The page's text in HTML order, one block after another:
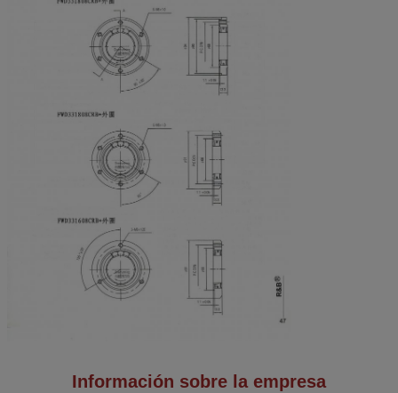
Información sobre la empresa